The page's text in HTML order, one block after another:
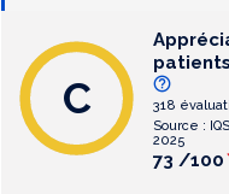
318
Source :
2025
73 /100
C